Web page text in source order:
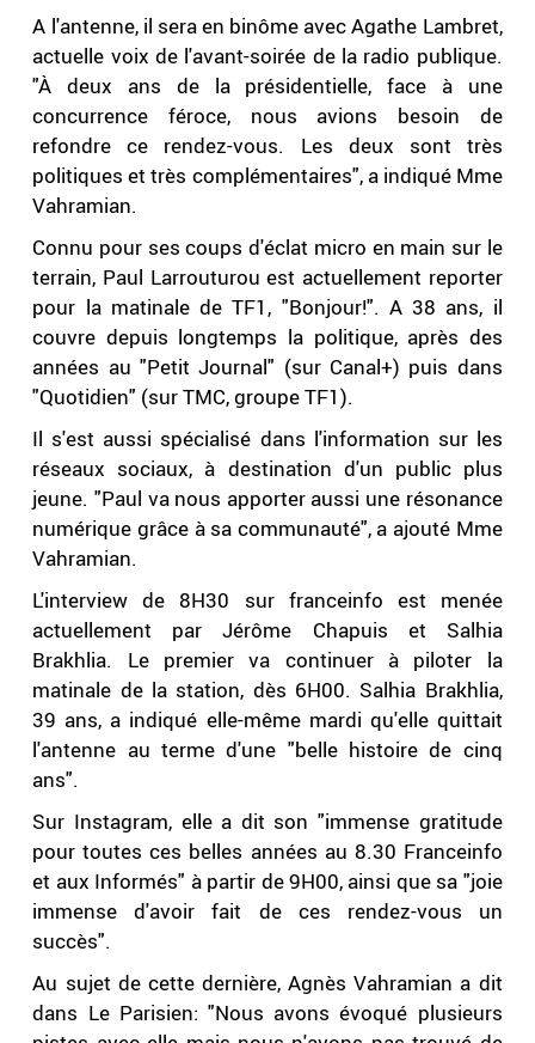
A l'antenne, il sera en binôme avec Agathe Lambret,
actuelle voix de l'avant-soirée de la radio publique.
"À deux ans de la présidentielle, face à une
concurrence féroce, nous avions besoin de
refondre ce rendez-vous. Les deux sont très
politiques et très complémentaires", a indiqué Mme
Vahramian.
Connu pour ses coups d'éclat micro en main sur le
terrain, Paul Larrouturou est actuellement reporter
pour la matinale de TF1, "Bonjour!". A 38 ans, il
couvre depuis longtemps la politique, après des
années au "Petit Journal" (sur Canal+) puis dans
"Quotidien" (sur TMC, groupe TF1).
Il s'est aussi spécialisé dans l'information sur les
réseaux sociaux, à destination d'un public plus
jeune. "Paul va nous apporter aussi une résonance
numérique grâce à sa communauté", a ajouté Mme
Vahramian.
L'interview de 8H30 sur franceinfo est menée
actuellement par Jérôme Chapuis et Salhia
Brakhlia. Le premier va continuer à piloter la
matinale de la station, dès 6H00. Salhia Brakhlia,
39 ans, a indiqué elle-même mardi qu'elle quittait
l'antenne au terme d'une "belle histoire de cinq
ans".
Sur Instagram, elle a dit son "immense gratitude
pour toutes ces belles années au 8.30 Franceinfo
et aux Informés" à partir de 9H00, ainsi que sa "joie
immense d'avoir fait de ces rendez-vous un
succès".
Au sujet de cette dernière, Agnès Vahramian a dit
dans Le Parisien: "Nous avons évoqué plusieurs